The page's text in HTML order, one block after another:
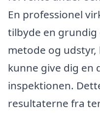
En professionel
tilbyde en grundig
metode og udstyr,
kunne give dig
inspektionen.
resultaterne fra